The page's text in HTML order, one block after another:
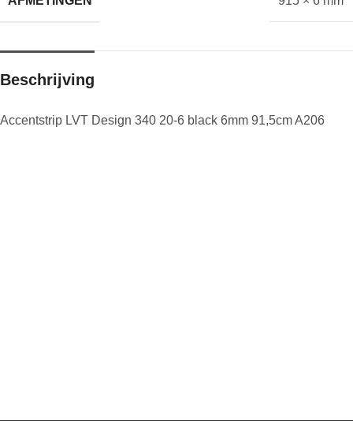
Beschrijving
Accentstrip LVT Design 340 20-6 black 6mm 91,5cm A206